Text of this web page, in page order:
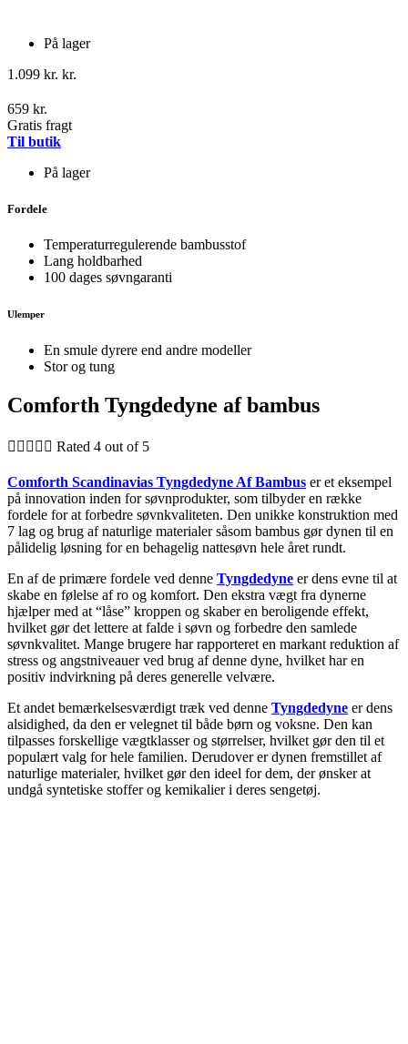
På lager
1.099 kr. kr.
659 kr.
Gratis fragt
Til butik
På lager
Fordele
Temperaturregulerende bambusstof
Lang holdbarhed
100 dages søvngaranti
Ulemper
En smule dyrere end andre modeller​
Stor og tung
Comforth Tyngdedyne af bambus​
     Rated 4 out of 5
Comforth Scandinavias Tyngdedyne Af Bambus er et eksempel
på innovation inden for søvnprodukter, som tilbyder en række
fordele for at forbedre søvnkvaliteten. Den unikke konstruktion med
7 lag og brug af naturlige materialer såsom bambus gør dynen til en
pålidelig løsning for en behagelig nattesøvn hele året rundt.
En af de primære fordele ved denne Tyngdedyne er dens evne til at
skabe en følelse af ro og komfort. Den ekstra vægt fra dynerne
hjælper med at “låse” kroppen og skaber en beroligende effekt,
hvilket gør det lettere at falde i søvn og forbedre den samlede
søvnkvalitet. Mange brugere har rapporteret en markant reduktion af
stress og angstniveauer ved brug af denne dyne, hvilket har en
positiv indvirkning på deres generelle velvære.
Et andet bemærkelsesværdigt træk ved denne Tyngdedyne er dens
alsidighed, da den er velegnet til både børn og voksne. Den kan
tilpasses forskellige vægtklasser og størrelser, hvilket gør den til et
populært valg for hele familien. Derudover er dynen fremstillet af
naturlige materialer, hvilket gør den ideel for dem, der ønsker at
undgå syntetiske stoffer og kemikalier i deres sengetøj.